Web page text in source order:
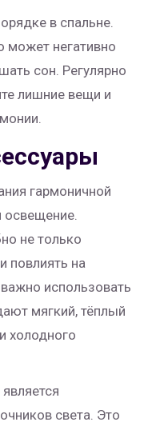
в спальне.
может негативно
сон. Регулярно
лишние вещи и
гармоничной
освещение.
не только
повлиять на
использовать
мягкий, тёплый
холодного
света. Это